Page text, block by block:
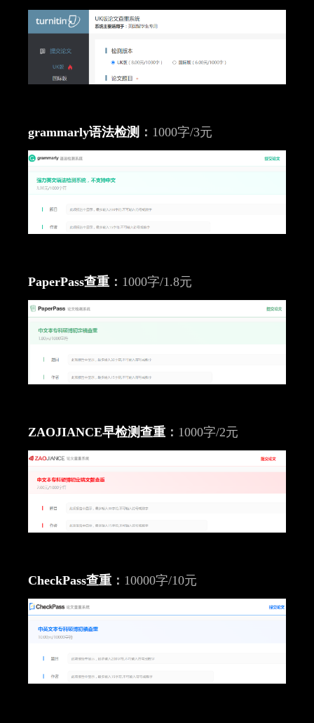
grammarly语法检测 ： 1000字/3元
PaperPass查重 ： 1000字/1.8元
ZAOJIANCE早检测查重 ： 1000字/2元
CheckPass查重 ： 10000字/10元